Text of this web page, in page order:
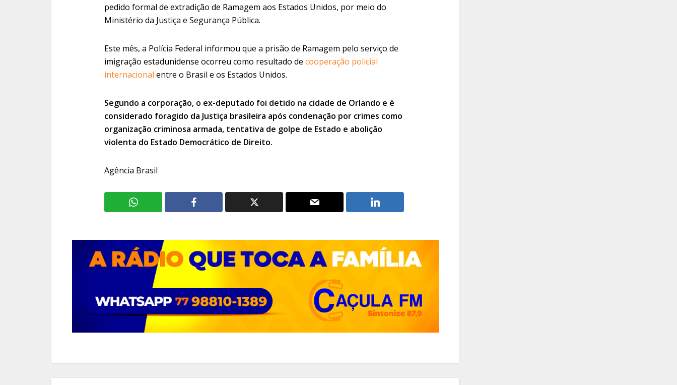
pedido formal de extradição de Ramagem aos Estados Unidos, por meio do
Ministério da Justiça e Segurança Pública.
Este mês, a Polícia Federal informou que a prisão de Ramagem pelo serviço de
imigração estadunidense ocorreu como resultado de cooperação policial
internacional entre o Brasil e os Estados Unidos.
Segundo a corporação, o ex-deputado foi detido na cidade de Orlando e é
considerado foragido da Justiça brasileira após condenação por crimes como
organização criminosa armada, tentativa de golpe de Estado e abolição
violenta do Estado Democrático de Direito.
Agência Brasil